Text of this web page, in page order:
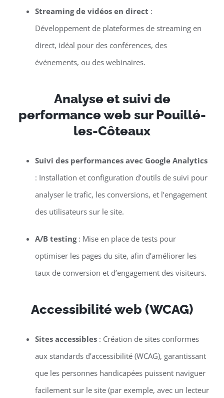
Streaming de vidéos en direct :
Développement de plateformes de streaming en
direct, idéal pour des conférences, des
événements, ou des webinaires.
Analyse et suivi de
performance web sur Pouillé-
les-Côteaux
Suivi des performances avec Google Analytics
: Installation et configuration d’outils de suivi pour
analyser le trafic, les conversions, et l’engagement
des utilisateurs sur le site.
A/B testing: Mise en place de tests pour
optimiser les pages du site, afin d’améliorer les
taux de conversion et d’engagement des visiteurs.
Accessibilité web (WCAG)
Sites accessibles: Création de sites conformes
aux standards d’accessibilité (WCAG), garantissant
que les personnes handicapées puissent naviguer
facilement sur le site (par exemple, avec un lecteur